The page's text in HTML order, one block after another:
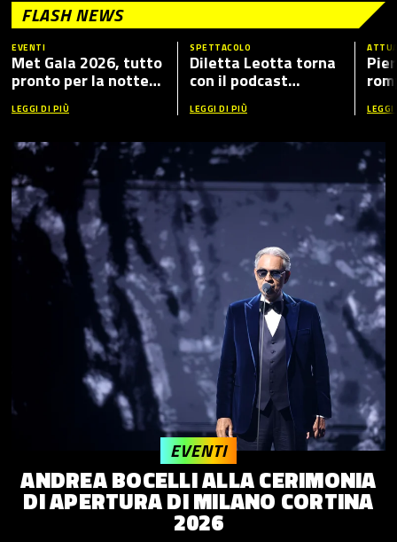
FLASH NEWS
EVENTI
Met Gala 2026, tutto
pronto per la notte
più fashion dell’anno:
tema, ospiti e dove
LEGGI DI PIÙ
SPETTACOLO
Diletta Leotta torna
con il podcast
“Mamma Dilettante
5”, ecco i nuovi ospiti
LEGGI DI PIÙ
ANDREA BOCELLI ALLA CERIMONIA
DI APERTURA DI MILANO CORTINA
2026
EVENTI